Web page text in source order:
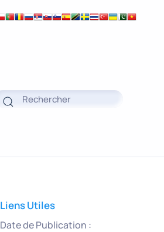
Liens Utiles
Date de Publication :